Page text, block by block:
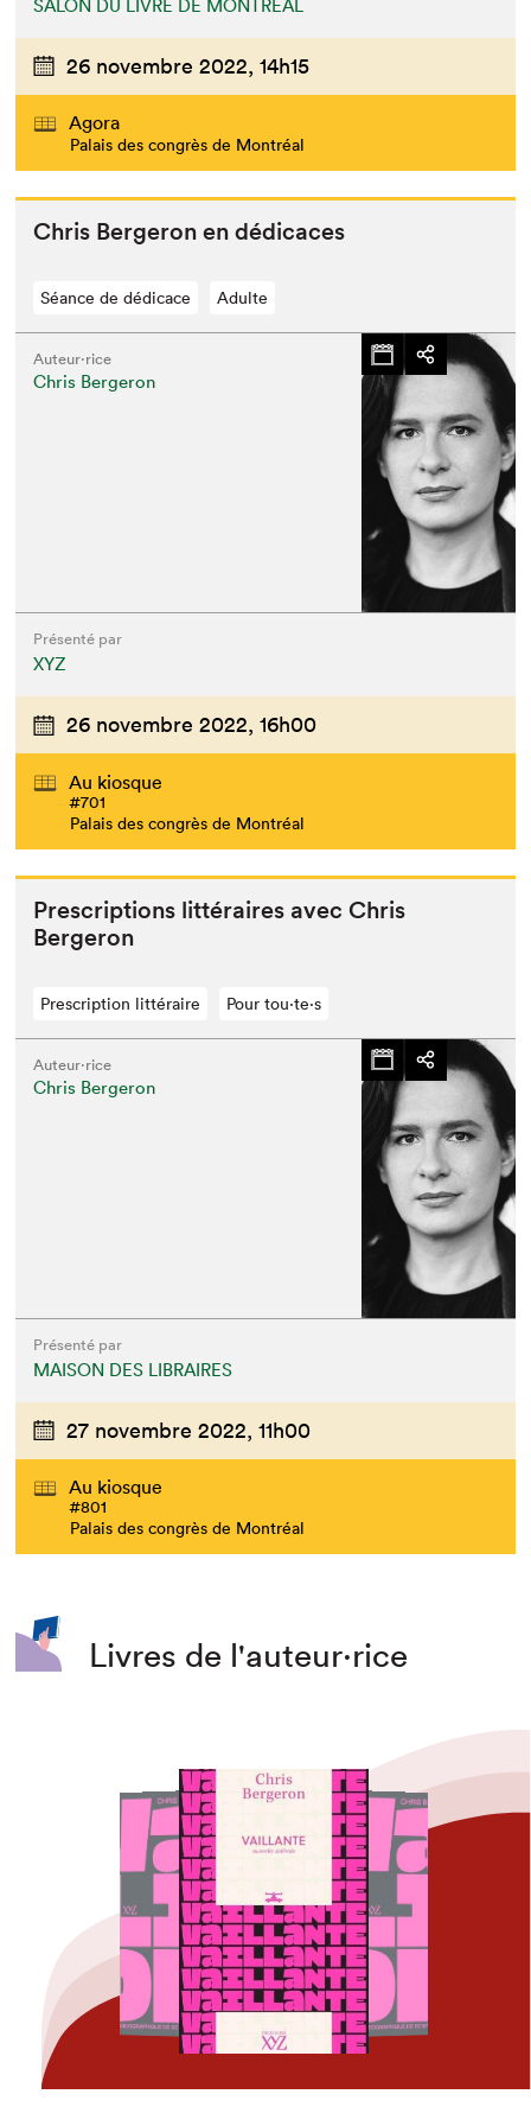
SALON DU LIVRE DE MONTRÉAL
26 novembre 2022, 14h15
Agora
Palais des congrès de Montréal
Chris Berg­eron en dédicaces
Séance de dédicace Adulte
Auteur·rice
Chris Bergeron
Présenté par
XYZ
26 novembre 2022, 16h00
Au kiosque
#701
Palais des congrès de Montréal
Pre­scrip­tions lit­téraires avec Chris
Bergeron
Prescription littéraire Pour tou⋅te⋅s
Auteur·rice
Chris Bergeron
Présenté par
MAISON DES LIBRAIRES
27 novembre 2022, 11h00
Au kiosque
#801
Palais des congrès de Montréal
Livres de l'auteur·rice